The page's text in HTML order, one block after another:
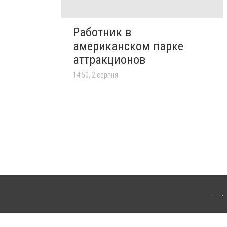
Работник в
американском парке
аттракционов
14:50, 2 серпня